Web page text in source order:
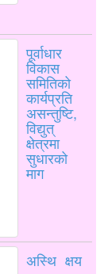
पूर्वाधार
विकास
समितिको
कार्यप्रति
असन्तुष्टि,
विद्युत्
क्षेत्रमा
सुधारको
माग
अस्थि क्षय